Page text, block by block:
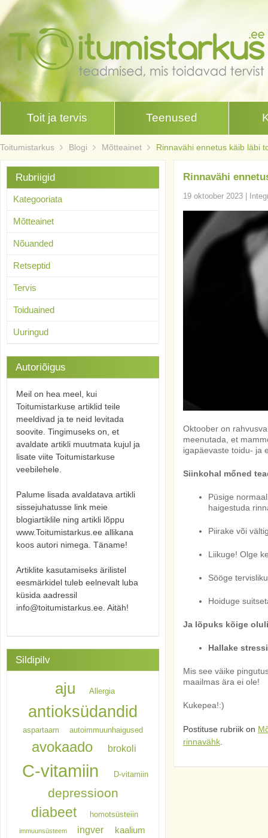
Toit ja tervis Teenused
Toitumistarkus Blogi Mõtteainet Rinnavähi ennetus käib läbi
Rinnavähi
19 oktoober 2023
Oktoober on
meenutada, et
igapäevaste toidu- ja
Siinkohal mőned
Püsige
haigestuda
Piirake või
Liikuge! Olge
Sööge
Hoiduge
Ja lõpuks kõige
Hallake
Mis see väike
maailmas ära ei ole!
Kukepea!:)
Postituse rubriik on
rinnavähk
Rubriigid
Kategooriata
Mõtteainet
Nõuanded
Retseptid
Tervis
Toiduained
Uuringud
Autoriõigus
Meil on hea meel, kui
Toitumistarkuse artiklid teile
meeldivad ja te neid levitada
soovite. Tingimuseks on, et
avaldate artikli muutmata kujul ja
lisate viite Toitumistarkuse
veebilehele.
Palume lisada avaldatava artikli
sissejuhatusse link meie
blogiartiklile ning artikli lõppu
www.Toitumistarkus.ee allikana
koos autori nimega. Täname!
Artiklite kasutamiseks ärilistel
eesmärkidel tuleb eelnevalt luba
küsida aadressil
info@toitumistarkus.ee. Aitäh!
Sildipilv
aju Allergia
antioksüdandid
aspartaam autoimmuunhaigused
avokaado brokoli
C-vitamiin D-vitamiin
depressioon
diabeet homotsüsteiin
immuunsüsteem ingver kaalium